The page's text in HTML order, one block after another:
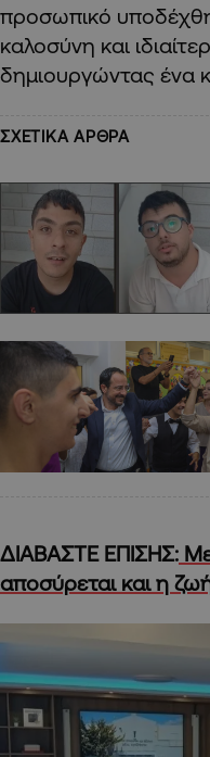
προσωπικό
καλοσύνη και
δημιουργώντας ένα
ΣΧΕΤΙΚΑ ΑΡΘΡΑ
ΔΙΑΒΑΣΤΕ ΕΠΙΣΗΣ:
αποσύρεται και η